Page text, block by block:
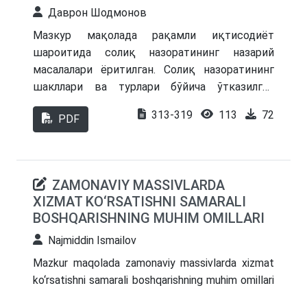
Даврон Шодмонов
Мазкур мақолада рақамли иқтисодиёт
шароитида солиқ назоратининг назарий
масалалари ёритилган. Солиқ назоратининг
шакллари ва турлари бўйича ўтказилган
текшириш натижалари амалиётдан олинган
маълумотлар асосида келтирилган.
PDF 313-319 113 72
ZAMONAVIY MASSIVLARDA
XIZMAT KO‘RSATISHNI SAMARALI
BOSHQARISHNING MUHIM OMILLARI
Najmiddin Ismailov
Mazkur maqolada zamonaviy massivlarda xizmat
ko‘rsatishni samarali boshqarishning muhim omillari